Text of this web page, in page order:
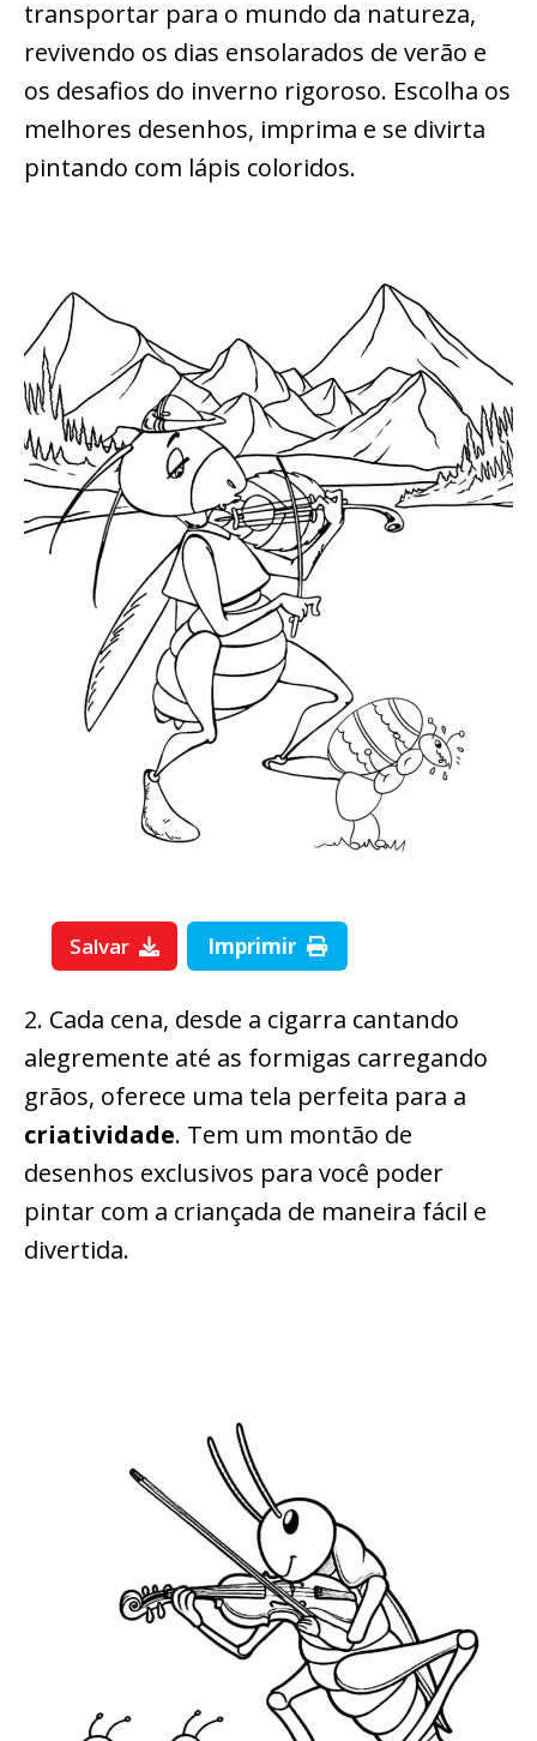
transportar para o mundo da natureza,
revivendo os dias ensolarados de verão e
os desafios do inverno rigoroso. Escolha os
melhores desenhos, imprima e se divirta
pintando com lápis coloridos.
Salvar Imprimir
2. Cada cena, desde a cigarra cantando
alegremente até as formigas carregando
grãos, oferece uma tela perfeita para a
criatividade. Tem um montão de
desenhos exclusivos para você poder
pintar com a criançada de maneira fácil e
divertida.